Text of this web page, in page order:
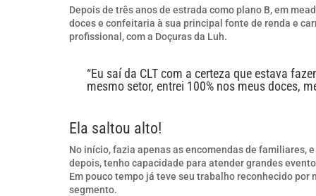
Depois de três anos de estrada como plano B, em
doces e confeitaria à sua principal fonte de renda e
profissional, com a Doçuras da Luh.
“Eu saí da CLT com a certeza que estava
mesmo setor, entrei 100% nos meus doces,
Ela saltou alto!
No início, fazia apenas as encomendas de familiares,
depois, tenho capacidade para atender grandes
Em pouco tempo já teve seu trabalho reconhecido
segmento.